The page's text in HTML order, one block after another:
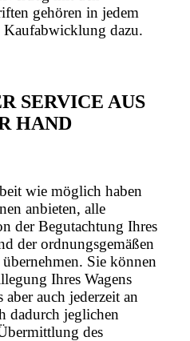
gehören in jedem
dazu.
SERVICE AUS
HAND
wie möglich haben
anbieten, alle
der Begutachtung Ihres
der ordnungsgemäßen
Sie können
Ihres Wagens
aber auch jederzeit an
dadurch jeglichen
des